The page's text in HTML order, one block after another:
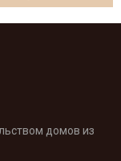
домов из